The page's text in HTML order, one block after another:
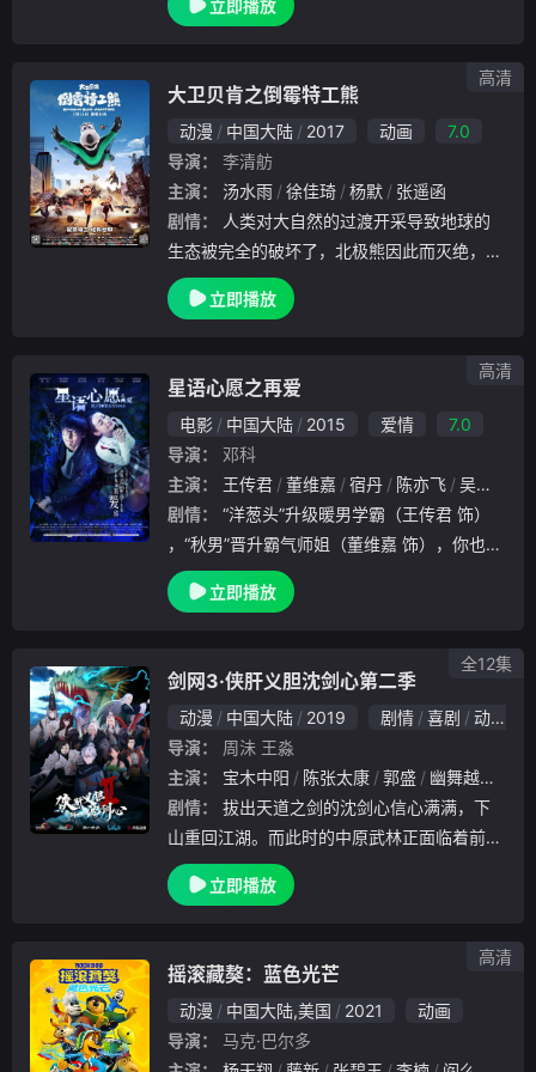
其中无宗会与五元堂结有世仇，刀斧帮也想在
立即播放
大卫贝肯之倒霉特工熊
动漫 中国大陆 2017 动画
7.0
导演：
李清舫
主演：
汤水雨 徐佳琦 杨默
张遥函
剧情：
生态被完全的破坏了，北极熊因此而灭绝，彼
时，整个地球上只剩下最后一只北极熊了，它
被善良的人类女孩杰西卡（徐佳琪 配音）收
一名在安全部工作的优秀特工，同时也是贝肯
的偶像，贝肯希望自己有朝一日也能够变成和
杰西卡一样厉害的特工，但生来笨手笨脚的他
常常惹出一堆的麻烦，最终，他只能去安全部
的清洁部门报道。 一天，一个神秘的北极
熊组织出现在了人类的视野之中，他们声称要
报复人类，在世界各地设置了危险的炸弹。安
全部派出的特工们全部都被北极熊基地的人
立即播放
高清
星语心愿之再爱
电影 中国大陆 2015 爱情
7.0
导演：
邓科
主演：
王传君 董维嘉 宿丹 陈亦飞 吴岱融
剧情：
，“秋男”晋升霸气师姐（董维嘉 饰），你也许
会猜中开头，但你永远猜不到结局。情未了，
爱难追。连一个拥抱都无法给与，我却是这世
立即播放
高清
剑网3·侠肝义胆沈剑心第二季
动漫 中国大陆 2019 剧情 喜剧 动画
导演：
周沬 王淼
主演：
宝木中阳 陈张太康 郭盛 幽舞越山
剧情：
山重回江湖。而此时的中原武林正面临着前所
未有的危机。沈剑心因身负胎气原力和天道之
剑，临危受命进入航海世界，卷入了层层阴谋
立即播放
全12集
摇滚藏獒：蓝色光芒
动漫 中国大陆,美国 2021
动画
导演：
马克·巴尔多
高清